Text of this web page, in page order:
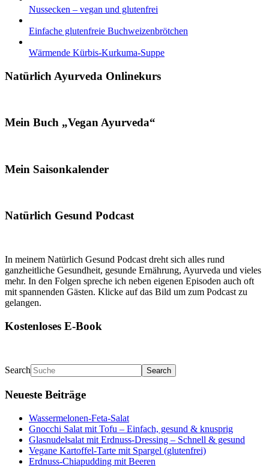
Nussecken – vegan und glutenfrei
Einfache glutenfreie Buchweizenbrötchen
Wärmende Kürbis-Kurkuma-Suppe
Natürlich Ayurveda Onlinekurs
Mein Buch „Vegan Ayurveda“
Mein Saisonkalender
Natürlich Gesund Podcast
In meinem Natürlich Gesund Podcast dreht sich alles rund
ganzheitliche Gesundheit, gesunde Ernährung, Ayurveda und vieles
mehr. In den Folgen spreche ich neben eigenen Episoden auch oft
mit spannenden Gästen. Klicke auf das Bild um zum Podcast zu
gelangen.
Kostenloses E-Book
Search
Neueste Beiträge
Wassermelonen-Feta-Salat
Gnocchi Salat mit Tofu – Einfach, gesund & knusprig
Glasnudelsalat mit Erdnuss-Dressing – Schnell & gesund
Vegane Kartoffel-Tarte mit Spargel (glutenfrei)
Erdnuss-Chiapudding mit Beeren